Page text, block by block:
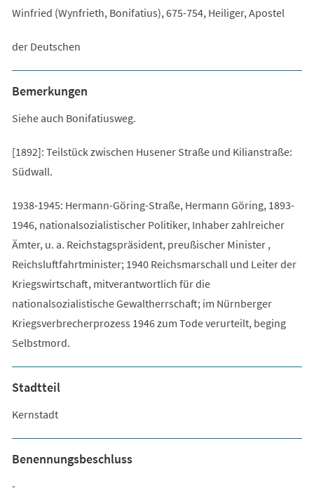
Winfried (Wynfrieth, Bonifatius), 675-754, Heiliger, Apostel
der Deutschen
Bemerkungen
Siehe auch Bonifatiusweg.
[1892]: Teilstück zwischen Husener Straße und Kilianstraße:
Südwall.
1938-1945: Hermann-Göring-Straße, Hermann Göring, 1893-
1946, nationalsozialistischer Politiker, Inhaber zahlreicher
Ämter, u. a. Reichstagspräsident, preußischer Minister ,
Reichsluftfahrtminister; 1940 Reichsmarschall und Leiter der
Kriegswirtschaft, mitverantwortlich für die
nationalsozialistische Gewaltherrschaft; im Nürnberger
Kriegsverbrecherprozess 1946 zum Tode verurteilt, beging
Selbstmord.
Stadtteil
Kernstadt
Benennungsbeschluss
-